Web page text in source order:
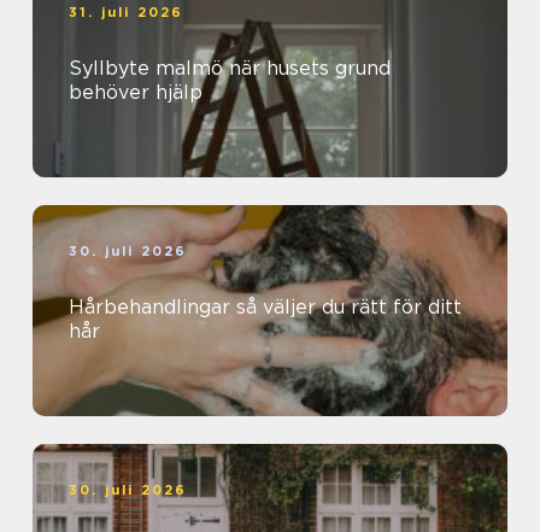
31. juli 2026
Syllbyte malmö när husets grund
behöver hjälp
30. juli 2026
Hårbehandlingar så väljer du rätt för ditt
hår
30. juli 2026